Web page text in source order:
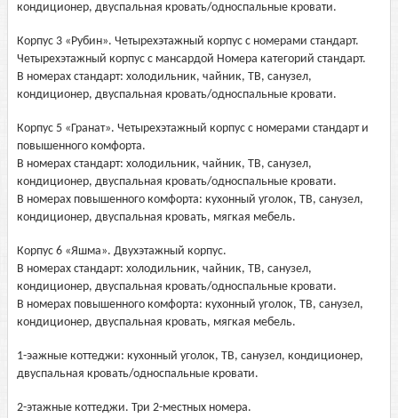
кондиционер, двуспальная кровать/односпальные кровати.
Корпус 3 «Рубин». Четырехэтажный корпус с номерами стандарт.
Четырехэтажный корпус с мансардой Номера категорий стандарт.
В номерах стандарт: холодильник, чайник, ТВ, санузел,
кондиционер, двуспальная кровать/односпальные кровати.
Корпус 5 «Гранат». Четырехэтажный корпус с номерами стандарт и
повышенного комфорта.
В номерах стандарт: холодильник, чайник, ТВ, санузел,
кондиционер, двуспальная кровать/односпальные кровати.
В номерах повышенного комфорта: кухонный уголок, ТВ, санузел,
кондиционер, двуспальная кровать, мягкая мебель.
Корпус 6 «Яшма». Двухэтажный корпус.
В номерах стандарт: холодильник, чайник, ТВ, санузел,
кондиционер, двуспальная кровать/односпальные кровати.
В номерах повышенного комфорта: кухонный уголок, ТВ, санузел,
кондиционер, двуспальная кровать, мягкая мебель.
1-эажные коттеджи: кухонный уголок, ТВ, санузел, кондиционер,
двуспальная кровать/односпальные кровати.
2-этажные коттеджи. Три 2-местных номера.